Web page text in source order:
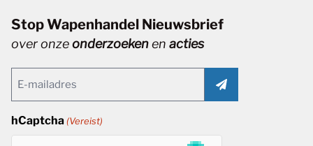
Stop Wapenhandel Nieuwsbrief
over onzeonderzoekenen acties
(Vereist)
hCaptcha (Vereist)